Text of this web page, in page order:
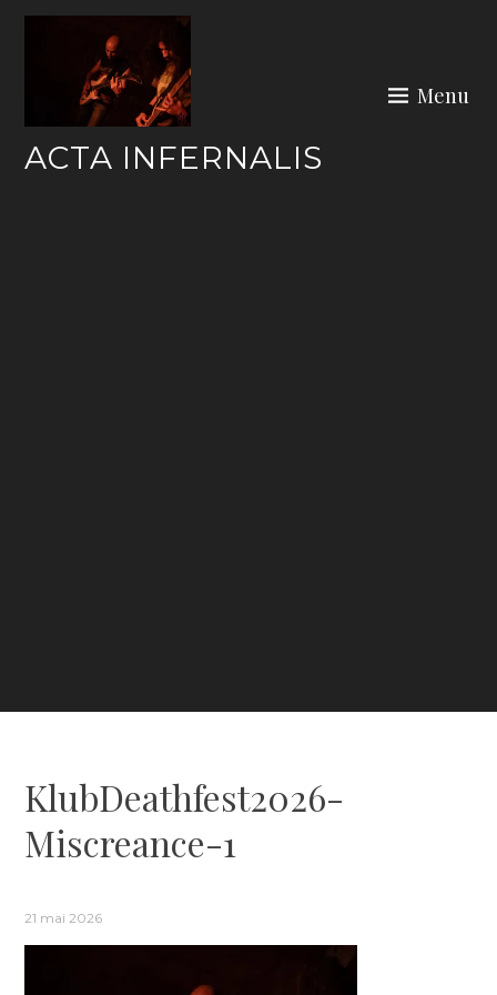
Skip
ACTA INFERNALIS
Menu
KlubDeathfest2026-
Miscreance-1
21 mai 2026